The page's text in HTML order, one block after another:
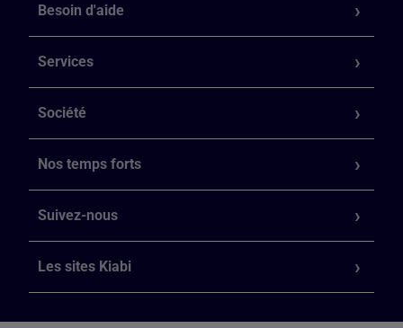
Besoin d'aide
Services
Société
Nos temps forts
Suivez-nous
Les sites Kiabi